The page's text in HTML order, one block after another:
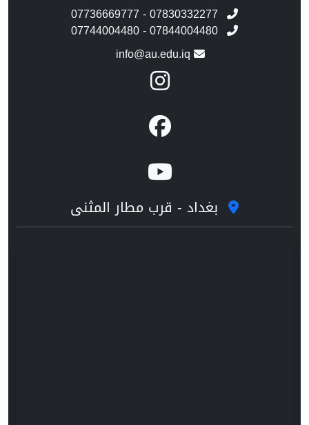
07736669777 - 07830332277
07744004480 - 07844004480
info@au.edu.iq
بغداد - قرب مطار المثنى